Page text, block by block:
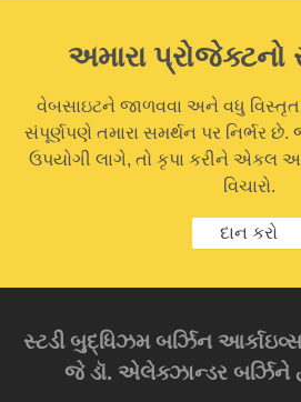
અમારા પ્રોજેક્ટનો
વેબસાઇટને જાળવવા અને વધુ વિસ્તૃત
સંપૂર્ણપણે તમારા સમર્થન પર નિર્ભર છે.
ઉપયોગી લાગે, તો કૃપા કરીને એકલ
વિચારો.
દાન કરો
સ્ટડી બુદ્ધિઝમ બર્ઝિન
જે ડૉ. એલેક્ઝાન્ડર બર્ઝિને